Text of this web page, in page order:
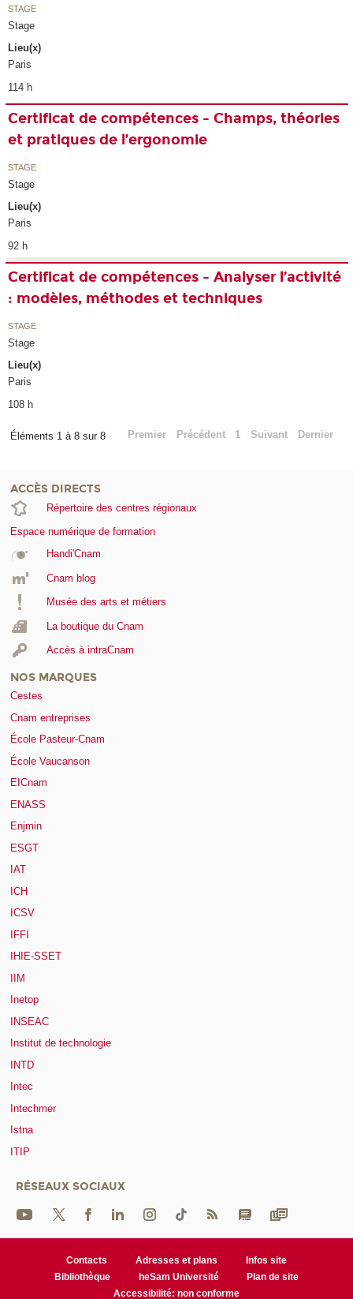
STAGE
Stage
Lieu(x)
Paris
114 h
Certificat de compétences - Champs, théories
et pratiques de l’ergonomie
STAGE
Stage
Lieu(x)
Paris
92 h
Certificat de compétences - Analyser l’activité
: modèles, méthodes et techniques
STAGE
Stage
Lieu(x)
Paris
108 h
Éléments 1 à 8 sur 8 Premier Précédent 1 Suivant Dernier
ACCÈS DIRECTS
Répertoire des centres régionaux
Espace numérique de formation
Handi'Cnam
Cnam blog
Musée des arts et métiers
La boutique du Cnam
Accès à intraCnam
NOS MARQUES
Cestes
Cnam entreprises
École Pasteur-Cnam
École Vaucanson
EICnam
ENASS
Enjmin
ESGT
IAT
ICH
ICSV
IFFI
IHIE-SSET
IIM
Inetop
INSEAC
Institut de technologie
INTD
Intec
Intechmer
Istna
ITIP
RÉSEAUX SOCIAUX
Contacts Adresses et plans
Infos site
Bibliothèque
heSam Université
Plan de site
Accessibilité: non conforme